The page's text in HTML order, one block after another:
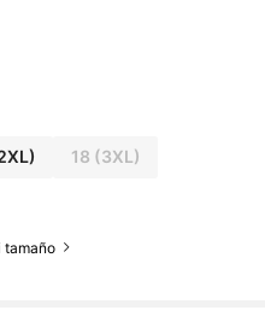
cas
18 (3XL)
tamaño